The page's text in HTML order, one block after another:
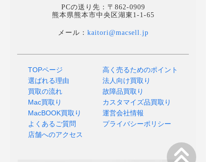
PCの送り先：〒862-0909
熊本県熊本市中央区湖東1-1-65
メール： kaitori@macsell.jp
TOPページ
選ばれる理由
買取の流れ
Mac買取り
MacBOOK買取り
よくあるご質問
店舗へのアクセス
高く売るためのポイント
法人向け買取り
故障品買取り
カスタマイズ品買取り
運営会社情報
プライバシーポリシー